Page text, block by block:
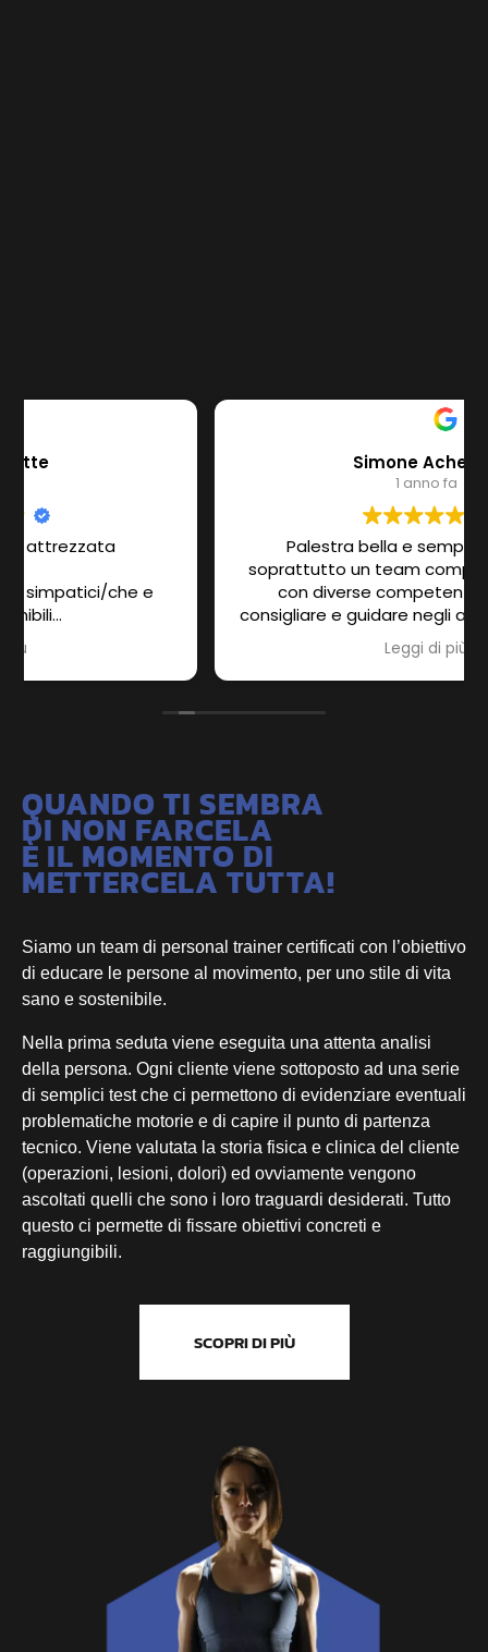
Palestra bella e sempre pulita, ma
soprattutto un team completo, affiatato e
con diverse competenze per poterti
consigliare e guidare negli allenamenti. Gianni,
Diana, Arianna, Mirko e Marco sono gentili e
disponibili, in palestra si respira un ambiente
amichevole e sano ed è sicuramente merito
loro e del loro approccio all'allenamento!
QUANDO TI SEMBRA
DI NON FARCELA
È IL MOMENTO DI
METTERCELA TUTTA!
Siamo un team di personal trainer certificati con l’obiettivo
di educare le persone al movimento, per uno stile di vita
sano e sostenibile.
Nella prima seduta viene eseguita una attenta analisi
della persona. Ogni cliente viene sottoposto ad una serie
di semplici test che ci permettono di evidenziare eventuali
problematiche motorie e di capire il punto di partenza
tecnico. Viene valutata la storia fisica e clinica del cliente
(operazioni, lesioni, dolori) ed ovviamente vengono
ascoltati quelli che sono i loro traguardi desiderati. Tutto
questo ci permette di fissare obiettivi concreti e
raggiungibili.
SCOPRI DI PIÙ